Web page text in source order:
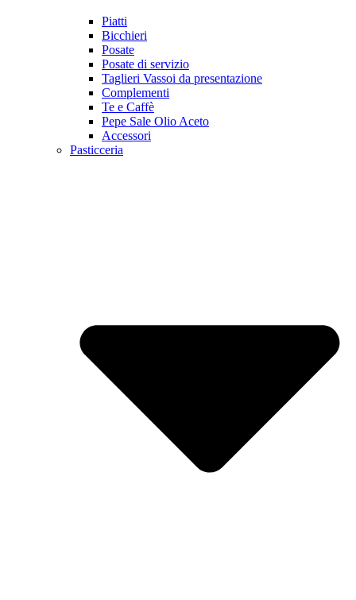
Piatti
Bicchieri
Posate
Posate di servizio
Taglieri Vassoi da presentazione
Complementi
Te e Caffè
Pepe Sale Olio Aceto
Accessori
Pasticceria